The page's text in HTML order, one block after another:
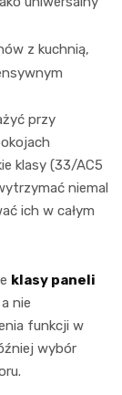
z kuchnią,
przy
klasy (33/AC5
niemal
ich w całym
klasy paneli
nie
funkcji w
wybór